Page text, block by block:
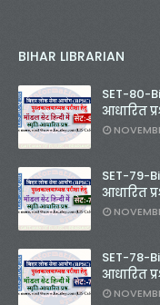
BIHAR LIBRARIAN
SET-80-
आधारित
SET-79-
आधारित
SET-78-
आधारित